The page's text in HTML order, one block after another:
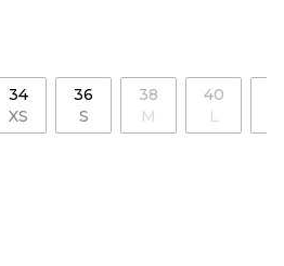
34
XS
36
S
38
M
40
L